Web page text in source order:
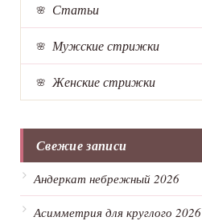
Статьи
Мужские стрижки
Женские стрижки
Свежие записи
Андеркат небрежный 2026
Асимметрия для круглого 2026